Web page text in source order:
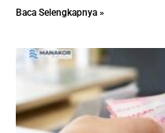
Baca Selengkapnya »